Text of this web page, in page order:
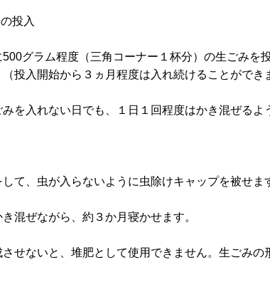
投入
グラム程度（三角コーナー１杯分）の生ごみを
（投入開始から３ヵ月程度は入れ続けることができ
入れない日でも、１日１回程度はかき混ぜるよ
、虫が入らないように虫除けキャップを被せま
ぜながら、約３か月寝かせます。
ないと、堆肥として使用できません。生ごみの